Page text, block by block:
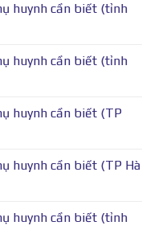
huynh cần biết (tỉnh
huynh cần biết (tỉnh
huynh cần biết (TP
huynh cần biết (TP Hà
huynh cần biết (tỉnh